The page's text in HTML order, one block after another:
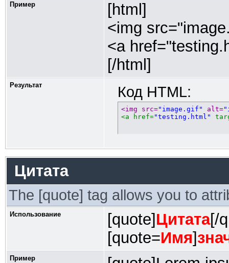
Пример
[html]
<img
<a
[/html]
Результат Код HTML:
<img src="image.gif" alt=
<a href="testing.html"
Цитата
The [quote] tag allows you to
Использование [quote] Цитата[/
[quote=Имя]
Пример